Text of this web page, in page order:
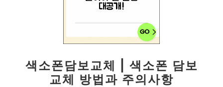
색소폰담보교체 | 색소폰 담보
교체 방법과 주의사항